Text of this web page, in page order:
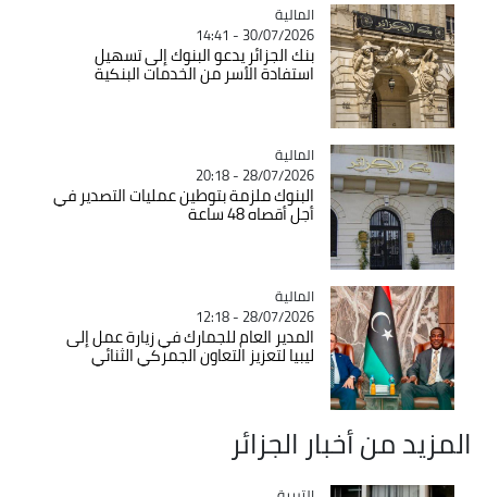
Catégorie
المالية
30/07/2026 - 14:41
بنك الجزائر يدعو البنوك إلى تسهيل
استفادة الأسر من الخدمات البنكية
Catégorie
المالية
28/07/2026 - 20:18
البنوك ملزمة بتوطين عمليات التصدير في
أجل أقصاه 48 ساعة
Catégorie
المالية
28/07/2026 - 12:18
المدير العام للجمارك في زيارة عمل إلى
ليبيا لتعزيز التعاون الجمركي الثنائي
المزيد من أخبار الجزائر